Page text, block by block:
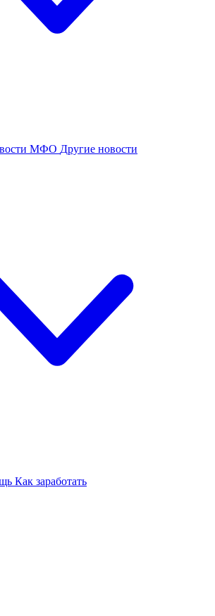
МФО Другие новости
Как заработать